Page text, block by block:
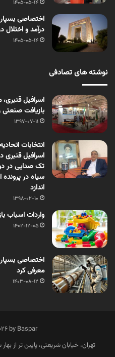
1405-05-14
اختصاصی
درآمد و اختلال
1405-05-14
نوشته های تصادفی
اسرافیل
بازیافت صنعتی
1397-07-11
انتخابات
اسرافیل قنبری
تک صدایی در
سیاه در پرونده
اندازد
1398-02-10
واردات اسباب
1402-12-05
معرفی کرد
1403-08-12
by Baspar
تهران، خیابان شریعتی، پایین تر از بهار